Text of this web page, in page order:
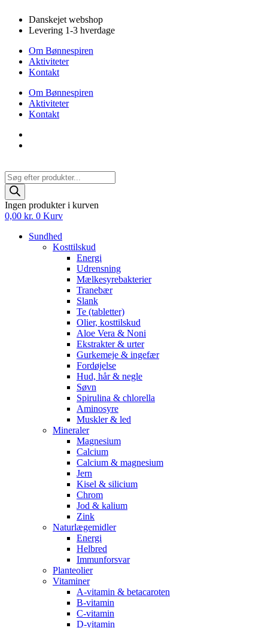
indhold
Danskejet webshop
Levering 1-3 hverdage
Om Bønnespiren
Aktiviteter
Kontakt
Om Bønnespiren
Aktiviteter
Kontakt
Products
search
Ingen produkter i kurven
0,00 kr. 0 Kurv
Sundhed
Kosttilskud
Energi
Udrensning
Mælkesyrebakterier
Tranebær
Slank
Te (tabletter)
Olier, kosttilskud
Aloe Vera & Noni
Ekstrakter & urter
Gurkemeje & ingefær
Fordøjelse
Hud, hår & negle
Søvn
Spirulina & chlorella
Aminosyre
Muskler & led
Mineraler
Magnesium
Calcium
Calcium & magnesium
Jern
Kisel & silicium
Chrom
Jod & kalium
Zink
Naturlægemidler
Energi
Helbred
Immunforsvar
Planteolier
Vitaminer
A-vitamin & betacaroten
B-vitamin
C-vitamin
D-vitamin